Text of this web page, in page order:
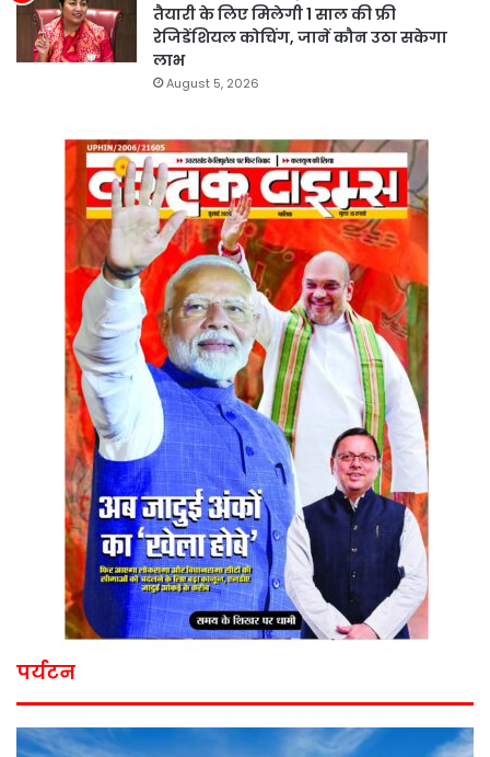
तैयारी के लिए मिलेगी 1 साल की फ्री
रेजिडेंशियल कोचिंग, जानें कौन उठा सकेगा
लाभ
August 5, 2026
पर्यटन